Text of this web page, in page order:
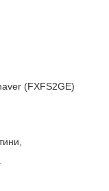
(FXFS2GE)